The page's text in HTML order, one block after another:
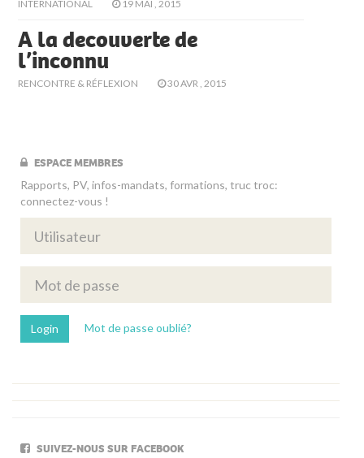
INTERNATIONAL 19 MAI , 2015
A la decouverte de
l’inconnu
RENCONTRE & RÉFLEXION 30 AVR , 2015
ESPACE MEMBRES
Rapports, PV, infos-mandats, formations, truc troc:
connectez-vous !
Mot de passe oublié?
SUIVEZ-NOUS SUR FACEBOOK